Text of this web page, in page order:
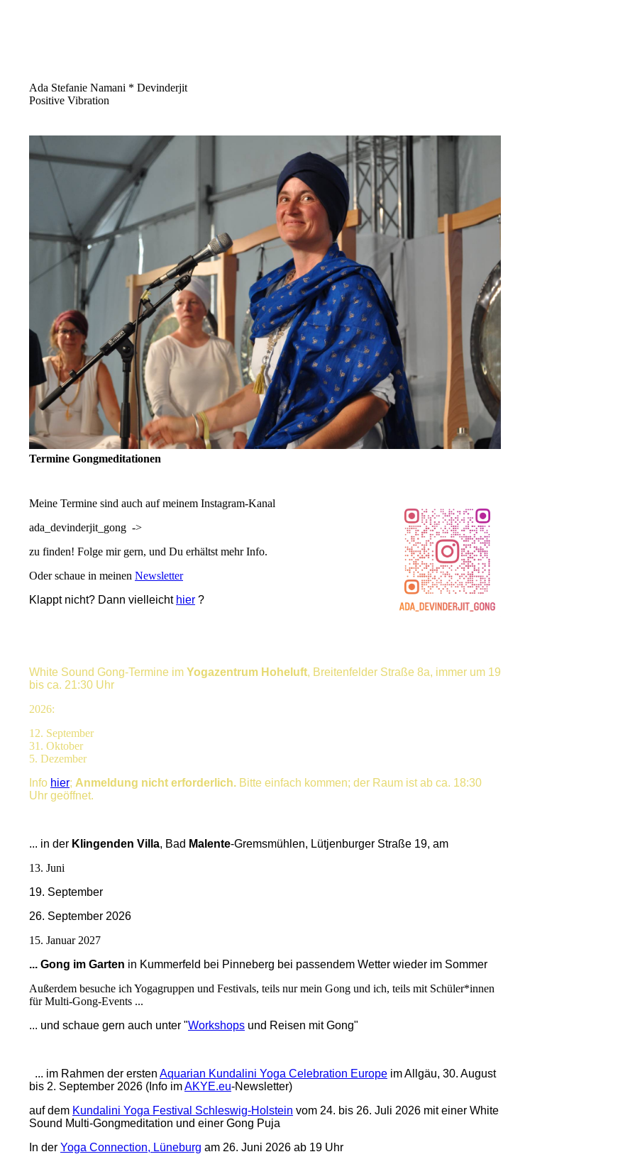
Ada Stefanie Namani * Devinderjit
Positive Vibration
Termine Gongmeditationen
Meine Termine sind auch auf meinem Instagram-Kanal
ada_devinderjit_gong ->
zu finden! Folge mir gern, und Du erhältst mehr Info.
Oder schaue in meinen Newsletter
Klappt nicht? Dann vielleicht hier ?
White Sound Gong-Termine im Yogazentrum Hoheluft, Breitenfelder Straße 8a, immer um 19
bis ca. 21:30 Uhr
2026:
12. September
31. Oktober
5. Dezember
Info hier; Anmeldung nicht erforderlich. Bitte einfach kommen; der Raum ist ab ca. 18:30
Uhr geöffnet.
... in der Klingenden Villa, Bad Malente-Gremsmühlen, Lütjenburger Straße 19, am
13. Juni
19. September
26. September 2026
15. Januar 2027
... Gong im Garten in Kummerfeld bei Pinneberg bei passendem Wetter wieder im Sommer
Außerdem besuche ich Yogagruppen und Festivals, teils nur mein Gong und ich, teils mit Schüler*innen
für Multi-Gong-Events ...
... und schaue gern auch unter "Workshops und Reisen mit Gong"
... im Rahmen der ersten Aquarian Kundalini Yoga Celebration Europe im Allgäu, 30. August
bis 2. September 2026 (Info imAKYE.eu-Newsletter)
auf dem Kundalini Yoga Festival Schleswig-Holstein vom 24. bis 26. Juli 2026 mit einer White
Sound Multi-Gongmeditation und einer Gong Puja
In der Yoga Connection, Lüneburg am 26. Juni 2026 ab 19 Uhr